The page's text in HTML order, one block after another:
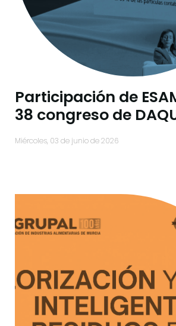
Participación de
38 congreso de
miércoles, 03 de junio de 2026